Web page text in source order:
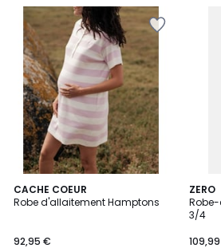
CACHE COEUR
Robe d'allaitement Hamptons
92,95 €
ZERO
3/4